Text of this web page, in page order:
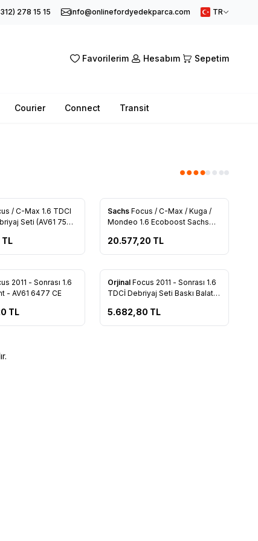
278 15 15 info@onlinefordyedekparca.com TR
Favorilerim Hesabım Sepetim
Courier Connect Transit
Ekle
/ C-Max 1.6 TDCI
Seti (AV61 7540
TL
Favorilere Ekle
Tükendi
Sachs Focus / C-Max / Kuga /
Mondeo 1.6 Ecoboost Sachs
20.577,20 TL
Ekle
2011 - Sonrası 1.6
- AV61 6477 CE
TL
Favorilere Ekle
Tükendi
Orjinal Focus 2011 - Sonrası 1.6
TDCİ Debriyaj Seti Baskı Balata
5.682,80 TL